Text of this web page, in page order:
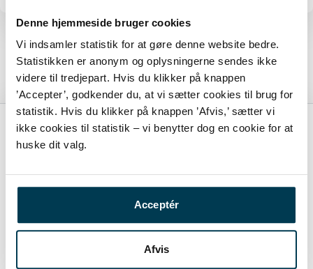
Denne hjemmeside bruger cookies
Vi indsamler statistik for at gøre denne website bedre.
Statistikken er anonym og oplysningerne sendes ikke
videre til tredjepart. Hvis du klikker på knappen
’Accepter’, godkender du, at vi sætter cookies til brug for
statistik. Hvis du klikker på knappen ’Afvis,’ sætter vi
ikke cookies til statistik – vi benytter dog en cookie for at
huske dit valg.
Acceptér
Afvis
FORRIGE
Roskilde får ny byggesagsportal
FilArkiv Arkiveringsversion til Rigsarkivet
SKI-leverandør
JO Informatik
16, 2.
DK-3000
Insight Tools
FlyfotoArkivet
Om os
IT-revision
Cases
Nyheder
Tilmeld dig
nyhedsbrev